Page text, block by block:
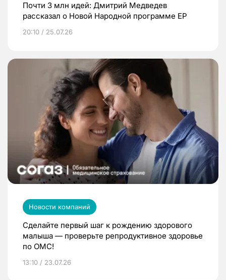
Почти 3 млн идей: Дмитрий Медведев
рассказал о Новой Народной программе ЕР
20:10 / 25.07.26
Новости компаний
Сделайте первый шаг к рождению здорового
малыша — проверьте репродуктивное здоровье
по ОМС!
13:10 / 23.07.26